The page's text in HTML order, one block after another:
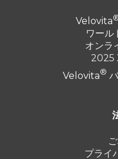
Velovita
ワール
オンラ
2025
Velovita
プン
プライ